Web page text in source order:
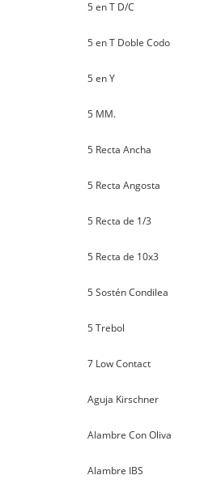
5 en T D/C
5 en T Doble Codo
5 en Y
5 MM.
5 Recta Ancha
5 Recta Angosta
5 Recta de 1/3
5 Recta de 10x3
5 Sostén Condilea
5 Trebol
7 Low Contact
Aguja Kirschner
Alambre Con Oliva
Alambre IBS